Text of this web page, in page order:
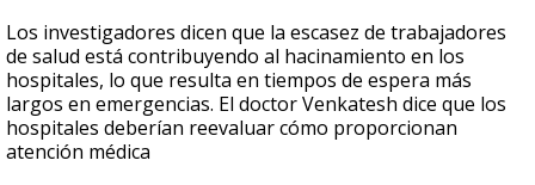
Los investigadores dicen que la escasez de trabajadores
de salud está contribuyendo al hacinamiento en los
hospitales, lo que resulta en tiempos de espera más
largos en emergencias. El doctor Venkatesh dice que los
hospitales deberían reevaluar cómo proporcionan
atención médica